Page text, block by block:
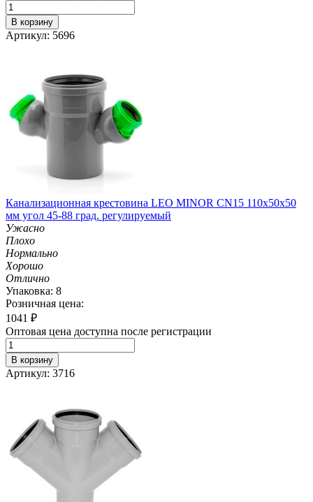
В корзину
Артикул: 5696
Канализационная крестовина LEO MINOR CN15 110х50х50
мм угол 45-88 град. регулируемый
Ужасно
Плохо
Нормально
Хорошо
Отлично
Упаковка: 8
Розничная цена:
1041 ₽
Оптовая цена доступна после регистрации
В корзину
Артикул: 3716